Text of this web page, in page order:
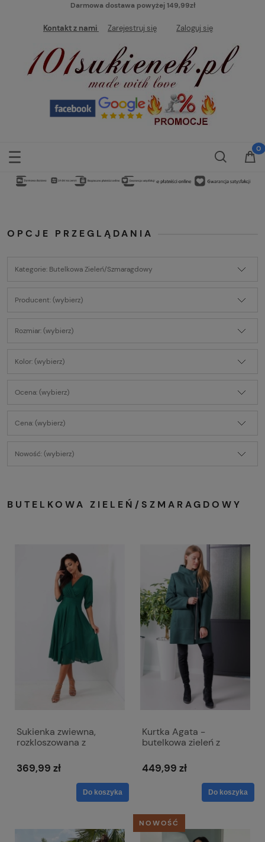
Darmowa dostawa powyżej 149,99zł
Kontakt z nami Zarejestruj się Zaloguj się
OPCJE PRZEGLĄDANIA
Kategorie: Butelkowa Zieleń/Szmaragdowy
Producent: (wybierz)
Rozmiar: (wybierz)
Kolor: (wybierz)
Ocena: (wybierz)
Cena: (wybierz)
Nowość: (wybierz)
BUTELKOWA ZIELEŃ/SZMARAGDOWY
Sukienka zwiewna,
rozkloszowana z
Viki połyskująca zieleń
369,99 zł
Do koszyka
Kurtka Agata -
butelkowa zieleń z
suwak
449,99 zł
Do koszyka
NOWOŚĆ